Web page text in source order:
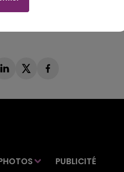
PUBLICITÉ